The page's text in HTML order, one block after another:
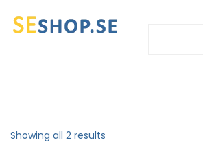
Showing all 2 results